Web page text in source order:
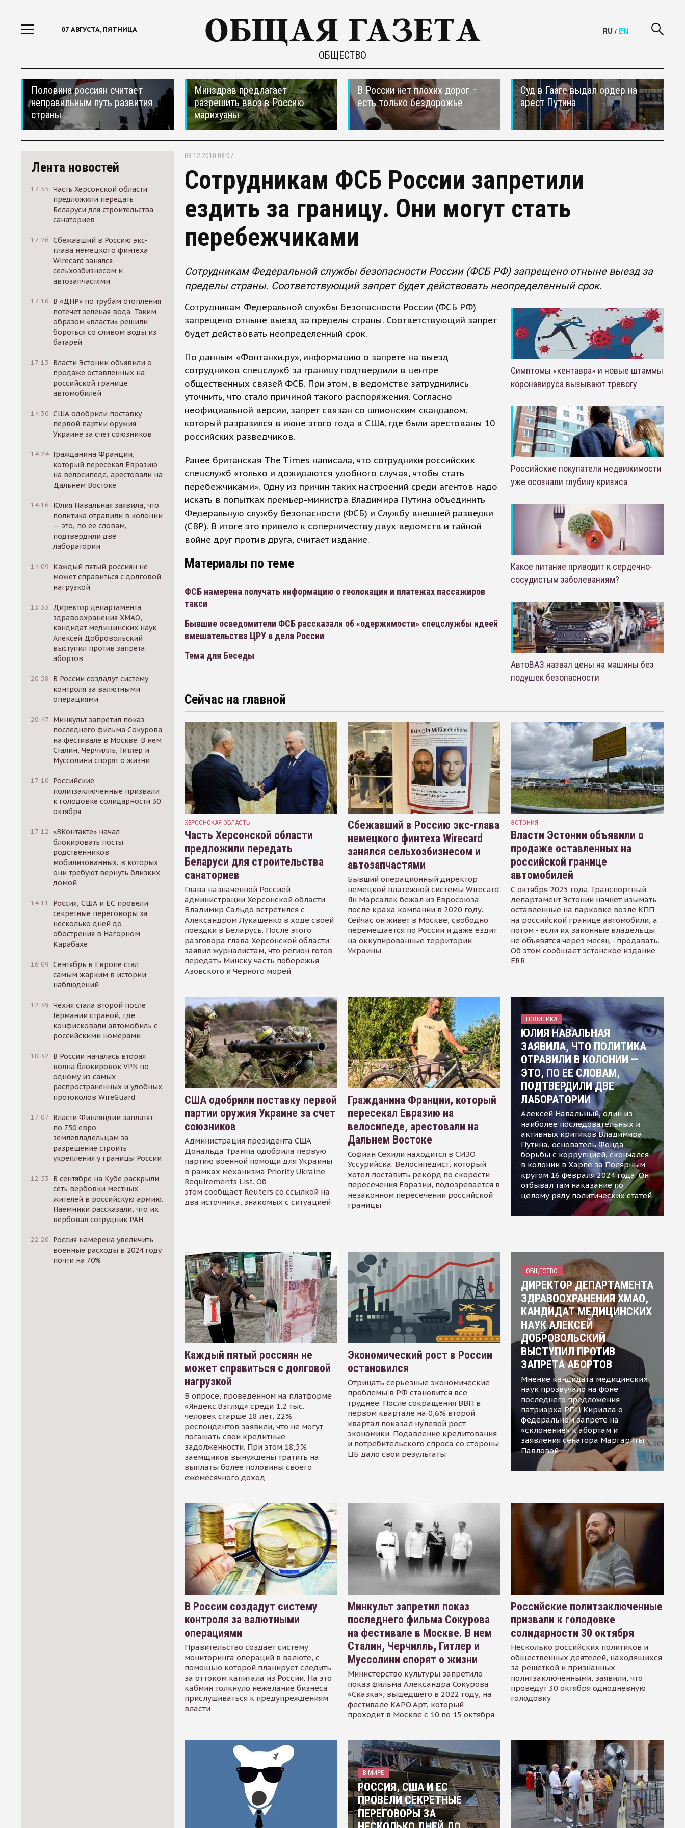
07 АВГУСТА, ПЯТНИЦА
ОБЩЕСТВО
RU / EN
Половина россиян считает
неправильным путь развития
страны
Минздрав предлагает
разрешить ввоз в Россию
марихуаны
В России нет плохих дорог –
есть только бездорожье
Суд в Гааге выдал ордер на
арест Путина
Лента новостей
17:35 Часть Херсонской области
предложили передать
Беларуси для строительства
санаториев
17:26 Сбежавший в Россию экс-
глава немецкого финтеха
Wirecard занялся
сельхозбизнесом и
автозапчастями
17:16 В «ДНР» по трубам отопления
потечет зеленая вода. Таким
образом «власти» решили
бороться со сливом воды из
батарей
17:13
Власти Эстонии объявили о
продаже оставленных на
российской границе
автомобилей
14:30 США одобрили поставку
первой партии оружия
Украине за счет союзников
14:24 Гражданина Франции,
который пересекал Евразию
на велосипеде, арестовали на
Дальнем Востоке
14:16 Юлия Навальная заявила, что
политика отравили в колонии
— это, по ее словам,
подтвердили две
лаборатории
14:09 Каждый пятый россиян не
может справиться с долговой
нагрузкой
15:33
Директор департамента
здравоохранения ХМАО,
кандидат медицинских наук
Алексей Добровольский
выступил против запрета
абортов
20:58
В России создадут систему
контроля за валютными
операциями
20:47 Минкульт запретил показ
последнего фильма Сокурова
на фестивале в Москве. В нем
Сталин, Черчилль, Гитлер и
Муссолини спорят о жизни
17:10 Российские
политзаключенные призвали
к голодовке солидарности 30
октября
17:12 «ВКонтакте» начал
блокировать посты
родственников
мобилизованных, в которых
они требуют вернуть близких
домой
14:11
Россия, США и ЕС провели
секретные переговоры за
несколько дней до
обострения в Нагорном
Карабахе
16:09 Сентябрь в Европе стал
самым жарким в истории
наблюдений
12:39 Чехия стала второй после
Германии страной, где
конфисковали автомобиль с
российскими номерами
18:32
В России началась вторая
волна блокировок VPN по
одному из самых
распространенных и удобных
протоколов WireGuard
17:07 Власти Финляндии заплатят
по 750 евро
землевладельцам за
разрешение строить
укрепления у границы России
12:53
В сентябре на Кубе раскрыли
сеть вербовки местных
жителей в российскую армию.
Наемники рассказали, что их
вербовал сотрудник РАН
22:20 Россия намерена увеличить
военные расходы в 2024 году
почти на 70%
03.12.2010 08:07
Сотрудникам ФСБ России запретили
ездить за границу. Они могут стать
перебежчиками
Сотрудникам Федеральной службы безопасности России (ФСБ РФ) запрещено отныне выезд за
пределы страны. Соответствующий запрет будет действовать неопределенный срок.
Сотрудникам Федеральной службы безопасности России (ФСБ РФ)
запрещено отныне выезд за пределы страны. Соответствующий запрет
будет действовать неопределенный срок.
По данным «Фонтанки.ру», информацию о запрете на выезд
сотрудников спецслужб за границу подтвердили в центре
общественных связей ФСБ. При этом, в ведомстве затруднились
уточнить, что стало причиной такого распоряжения. Согласно
неофициальной версии, запрет связан со шпионским скандалом,
который разразился в июне этого года в США, где были арестованы 10
российских разведчиков.
Ранее британская The Times написала, что сотрудники российских
спецслужб «только и дожидаются удобного случая, чтобы стать
перебежчиками». Одну из причин таких настроений среди агентов надо
искать в попытках премьер-министра Владимира Путина объединить
Федеральную службу безопасности (ФСБ) и Службу внешней разведки
(СВР). В итоге это привело к соперничеству двух ведомств и тайной
войне друг против друга, считает издание.
Материалы по теме
ФСБ намерена получать информацию о геолокации и платежах пассажиров
такси
Бывшие осведомители ФСБ рассказали об «одержимости» спецслужбы идеей
вмешательства ЦРУ в дела России
Тема для Беседы
Симптомы «кентавра» и новые штаммы
коронавируса вызывают тревогу
Российские покупатели недвижимости
уже осознали глубину кризиса
Какое питание приводит к сердечно-
сосудистым заболеваниям?
АвтоВАЗ назвал цены на машины без
подушек безопасности
Сейчас на главной
ХЕРСОНСКАЯ ОБЛАСТЬ
Часть Херсонской области
предложили передать
Беларуси для строительства
санаториев
Глава назначенной Россией
администрации Херсонской области
Владимир Сальдо встретился с
Александром Лукашенко в ходе своей
поездки в Беларусь. После этого
разговора глава Херсонской области
заявил журналистам, что регион готов
передать Минску часть побережья
Азовского и Черного морей
Сбежавший в Россию экс-глава
немецкого финтеха Wirecard
занялся сельхозбизнесом и
автозапчастями
Бывший операционный директор
немецкой платёжной системы Wirecard
Ян Марсалек бежал из Евросоюза
после краха компании в 2020 году.
Сейчас он живёт в Москве, свободно
перемещается по России и даже ездит
на оккупированные территории
Украины
ЭСТОНИЯ
Власти Эстонии объявили о
продаже оставленных на
российской границе
автомобилей
С октября 2025 года Транспортный
департамент Эстонии начнет изымать
оставленные на парковке возле КПП
на российской границе автомобили, а
потом - если их законные владельцы
не объявятся через месяц - продавать.
Об этом сообщает эстонское издание
ERR
США одобрили поставку первой
партии оружия Украине за счет
союзников
Администрация президента США
Дональда Трампа одобрила первую
партию военной помощи для Украины
в рамках механизма Priority Ukraine
Requirements List. Об
этом сообщает Reuters со ссылкой на
два источника, знакомых с ситуацией
Гражданина Франции, который
пересекал Евразию на
велосипеде, арестовали на
Дальнем Востоке
Софиан Сехили находится в СИЗО
Уссурийска. Велосипедист, который
хотел поставить рекорд по скорости
пересечения Евразии, подозревается в
незаконном пересечении российской
границы
ПОЛИТИКА
ЮЛИЯ НАВАЛЬНАЯ
ЗАЯВИЛА, ЧТО ПОЛИТИКА
ОТРАВИЛИ В КОЛОНИИ —
ЭТО, ПО ЕЕ СЛОВАМ,
ПОДТВЕРДИЛИ ДВЕ
ЛАБОРАТОРИИ
Алексей Навальный, один из
наиболее последовательных и
активных критиков Владимира
Путина, основатель Фонда
борьбы с коррупцией, скончался
в колонии в Харпе за Полярным
кругом 16 февраля 2024 года. Он
отбывал там наказание по
целому ряду политических статей
Каждый пятый россиян не
может справиться с долговой
нагрузкой
В опросе, проведенном на платформе
«Яндекс.Взгляд» среди 1,2 тыс.
человек старше 18 лет, 22%
респондентов заявили, что не могут
погашать свои кредитные
задолженности. При этом 18,5%
заемщиков вынуждены тратить на
выплаты более половины своего
ежемесячного доход
Экономический рост в России
остановился
Отрицать серьезные экономические
проблемы в РФ становится все
труднее. После сокращения ВВП в
первом квартале на 0,6% второй
квартал показал нулевой рост
экономики. Подавление кредитования
и потребительского спроса со стороны
ЦБ дало свои результаты
ОБЩЕСТВО
ДИРЕКТОР ДЕПАРТАМЕНТА
ЗДРАВООХРАНЕНИЯ ХМАО,
КАНДИДАТ МЕДИЦИНСКИХ
НАУК АЛЕКСЕЙ
ДОБРОВОЛЬСКИЙ
ВЫСТУПИЛ ПРОТИВ
ЗАПРЕТА АБОРТОВ
Мнение кандидата медицинских
наук прозвучало на фоне
последнего предложения
патриарха РПЦ Кирилла о
федеральном запрете на
«склонение» к абортам и
заявления сенатора Маргариты
Павловой
В России создадут систему
контроля за валютными
операциями
Правительство создает систему
мониторинга операций в валюте, с
помощью которой планирует следить
за оттоком капитала из России. На это
кабмин толкнуло нежелание бизнеса
прислушиваться к предупреждениям
власти
Минкульт запретил показ
последнего фильма Сокурова
на фестивале в Москве. В нем
Сталин, Черчилль, Гитлер и
Муссолини спорят о жизни
Министерство культуры запретило
показ фильма Александра Сокурова
«Сказка», вышедшего в 2022 году, на
фестивале КАРО.Арт, который
проходит в Москве с 10 по 15 октября
Российские политзаключенные
призвали к голодовке
солидарности 30 октября
Несколько российских политиков и
общественных деятелей, находящихся
за решеткой и признанных
политзаключенными, заявили, что
проведут 30 октября однодневную
голодовку
В МИРЕ
РОССИЯ, США И ЕС
ПРОВЕЛИ СЕКРЕТНЫЕ
ПЕРЕГОВОРЫ ЗА